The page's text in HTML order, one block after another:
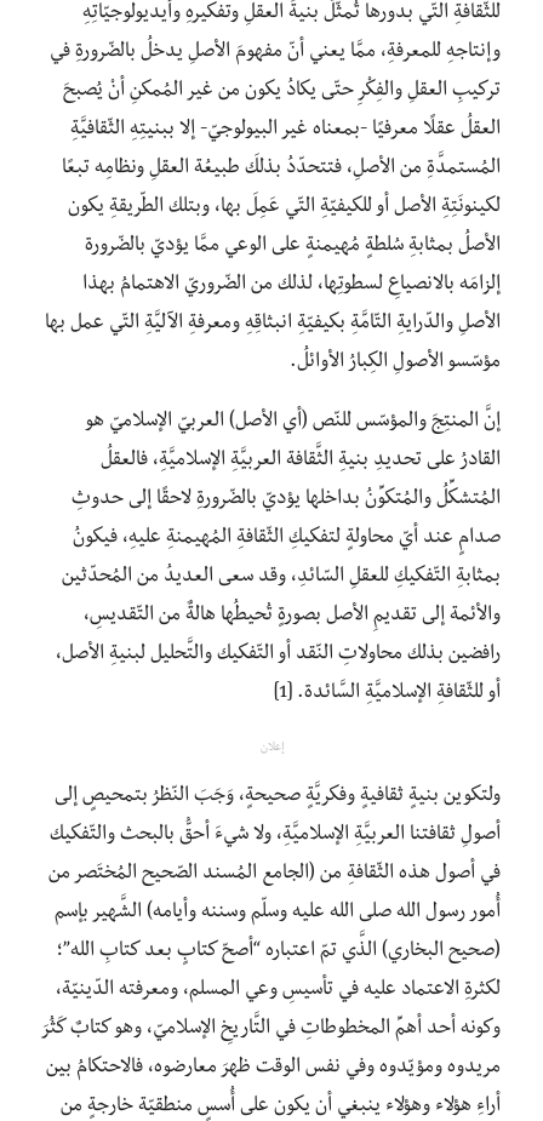
للثّقافةِ التّي بدورها تُمثّلُ بنيةَ العقلِ وتفكيرهِ وأيديولوجيّاتِهِ
وإنتاجهِ للمعرفةِ، ممَّا يعني أنّ مفهومَ الأصلِ يدخلُ بالضّرورةِ في
تركيبِ العقلِ والفِكْرِ حتّى يكادُ يكون من غير المُمكنِ أنْ يُصبحَ
العقلُ عقلًا معرفيًا -بمعناه غير البيولوجيّ- إلا ببنيتِهِ الثّقافيَّةِ
المُستمدَّةِ من الأصلِ، فتتحدّدُ بذلكَ طبيعُة العقلِ ونظامِه تبعًا
لكينونَتِةِ الأصل أو للكيفيّةِ التّي عَمِلَ بها، وبتلك الطّريقةِ يكون
الأصلُ بمثابةِ سُلطةٍ مُهيمنةٍ على الوعي ممَّا يؤديّ بالضّرورة
إلزامَه بالانصياعِ لسطوتِها، لذلك من الضّروريّ الاهتمامُ بهذا
الأصلِ والدّرايةِ التّامَّةِ بكيفيّةِ انبثاقِهِ ومعرفةِ الآليَّةِ التّي عمل بها
مؤسّسو الأصولِ الكِبارُ الأوائلُ.
إنَّ المنتِجَ والمؤسّس للنّص (أي الأصل) العربيّ الإسلاميّ هو
القادرُ على تحديدِ بنيةِ الثَّقافة العربيَّةِ الإسلاميَّةِ، فالعقلُ
المُتشكِّلُ والمُتكوِّنُ بداخلها يؤديّ بالضّرورةِ لاحقًا إلى حدوثِ
صدامٍ عند أيّ محاولةٍ لتفكيكِ الثّقافةِ المُهيمنةِ عليهِ، فيكونُ
بمثابةِ التّفكيكِ للعقلِ السّائدِ، وقد سعى العديدُ من المُحدّثين
والأئمة إلى تقديمِ الأصل بصورةٍ تُحيطُها هالةٌ من التّقديسِ،
رافضين بذلك محاولاتِ النّقد أو التّفكيك والتَّحليل لبنيةِ الأصل،
أو للثّقافةِ الإسلاميَّةِ السَّائدة. [1]
إعلان
ولتكوين بنيةٍ ثقافيةٍ وفكريَّةٍ صحيحةٍ، وَجَبَ النّظرُ بتمحيصٍ إلى
أصولِ ثقافتنا العربيَّةِ الإسلاميَّةِ، ولا شيءَ أحقُّ بالبحث والتّفكيك
في أصول هذه الثّقافةِ من (الجامع المُسند الصّحيح المُختَصر من
أُمور رسول الله صلى الله عليه وسلّم وسننه وأيامه) الشَّهير بإسم
(صحيح البخاري) الذَّي تمّ اعتباره “أصحّ كتابٍ بعد كتابِ الله”؛
لكثرةِ الاعتماد عليه في تأسيسِ وعي المسلم، ومعرفته الدّينيّة،
وكونه أحد أهمِّ المخطوطاتِ في التَّاريخِ الإسلاميّ، وهو كتابٌ كَثُرَ
مريدوه ومؤيّدوه وفي نفس الوقت ظهرَ معارضوه، فالاحتكامُ بين
أراءِ هؤلاء وهؤلاء ينبغي أن يكون على أُسسٍ منطقيّة خارجةٍ من